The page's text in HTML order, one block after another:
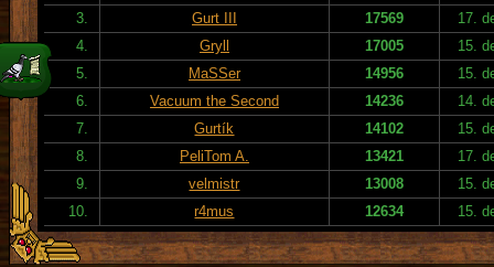
3.
Gurt III 17569
17.
4.
Gryll 17005
15.
5.
MaSSer 14956
15.
6.
Vacuum the Second 14236
14.
7.
Gurtík 14102
15.
8.
PeliTom A. 13421
17.
9.
velmistr 13008
15.
10.
r4mus 12634 15.